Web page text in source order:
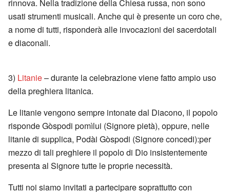
rinnova. Nella tradizione della Chiesa russa, non sono
usati strumenti musicali. Anche qui è presente un coro che,
a nome di tutti, risponderà alle invocazioni dei sacerdotali
e diaconali.
3) Litanie– durante la celebrazione viene fatto ampio uso
della preghiera litanica.
Le litanie vengono sempre intonate dal Diacono, il popolo
risponde Gòspodi pomìlui (Signore pietà), oppure, nelle
litanie di supplica, Podài Gòspodi (Signore concedi):per
mezzo di tali preghiere il popolo di Dio insistentemente
presenta al Signore tutte le proprie necessità.
Tutti noi siamo invitati a partecipare soprattutto con